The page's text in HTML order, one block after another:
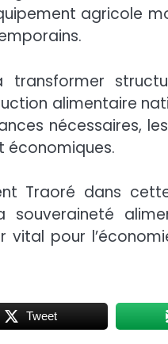
agricole
alimentaire
nécessaires,
économiques.
Traoré dans
vital pour
Tweet